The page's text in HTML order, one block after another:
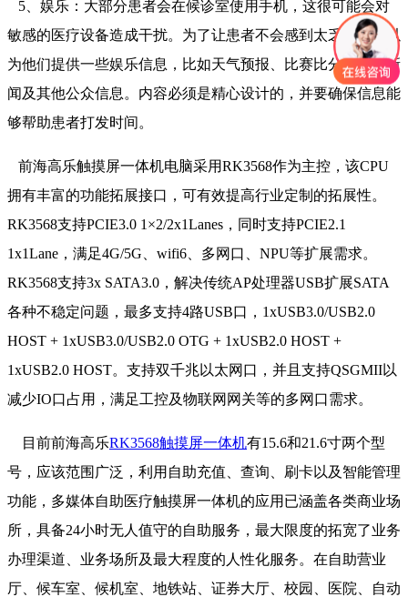
5、娱乐：大部分患者会在候诊室使用手机，这很可能会对
敏感的医疗设备造成干扰。为了让患者不会感到太乏味，可以
为他们提供一些娱乐信息，比如天气预报、比赛比分、突发新
闻及其他公众信息。内容必须是精心设计的，并要确保信息能
够帮助患者打发时间。
前海高乐触摸屏一体机电脑采用RK3568作为主控，该CPU
拥有丰富的功能拓展接口，可有效提高行业定制的拓展性。
RK3568支持PCIE3.0 1×2/2x1Lanes，同时支持PCIE2.1
1x1Lane，满足4G/5G、wifi6、多网口、NPU等扩展需求。
RK3568支持3x SATA3.0，解决传统AP处理器USB扩展SATA
各种不稳定问题，最多支持4路USB口，1xUSB3.0/USB2.0
HOST + 1xUSB3.0/USB2.0 OTG + 1xUSB2.0 HOST +
1xUSB2.0 HOST。支持双千兆以太网口，并且支持QSGMII以
减少IO口占用，满足工控及物联网网关等的多网口需求。
目前前海高乐RK3568触摸屏一体机有15.6和21.6寸两个型
号，应该范围广泛，利用自助充值、查询、刷卡以及智能管理
功能，多媒体自助医疗触摸屏一体机的应用已涵盖各类商业场
所，具备24小时无人值守的自助服务，最大限度的拓宽了业务
办理渠道、业务场所及最大程度的人性化服务。在自助营业
厅、候车室、候机室、地铁站、证券大厅、校园、医院、自动